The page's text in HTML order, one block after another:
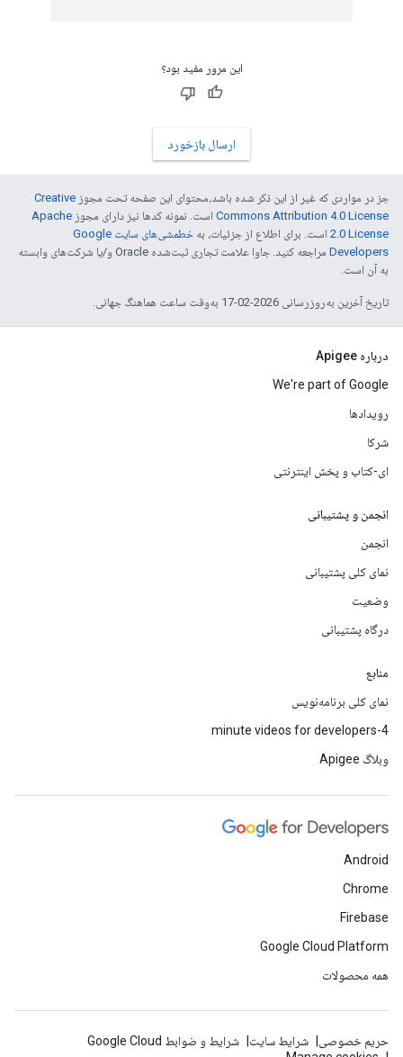
این مرور مفید بود؟
ارسال بازخورد
جز در مواردی که غیر از این ذکر شده باشد،‌محتوای این صفحه تحت مجوز Creative
Commons Attribution 4.0 License است. نمونه کدها نیز دارای مجوز Apache
2.0 License است. برای اطلاع از جزئیات، به
خطمشی‌های سایت Google
Developers‏
مراجعه کنید. جاوا علامت تجاری ثبت‌شده Oracle و/یا شرکت‌های وابسته
به آن است.
تاریخ آخرین به‌روزرسانی 2026-02-17 به‌وقت ساعت هماهنگ جهانی.
درباره Apigee
We're part of Google
رویدادها
شرکا
ای-کتاب و پخش اینترنتی
انجمن و پشتیبانی
انجمن
نمای کلی پشتیبانی
وضعیت
درگاه پشتیبانی
منابع
نمای کلی برنامه‌نویس
4-minute videos for developers
وبلاگ Apigee
Android
Chrome
Firebase
Google Cloud Platform
همه محصولات
حریم خصوصی شرایط سایت
شرایط و ضوابط Google Cloud